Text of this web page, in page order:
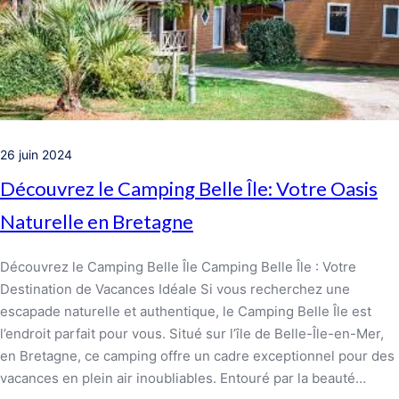
26 juin 2024
Découvrez le Camping Belle Île: Votre Oasis
Naturelle en Bretagne
Découvrez le Camping Belle Île Camping Belle Île : Votre
Destination de Vacances Idéale Si vous recherchez une
escapade naturelle et authentique, le Camping Belle Île est
l’endroit parfait pour vous. Situé sur l’île de Belle-Île-en-Mer,
en Bretagne, ce camping offre un cadre exceptionnel pour des
vacances en plein air inoubliables. Entouré par la beauté…